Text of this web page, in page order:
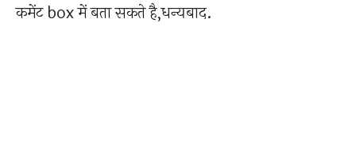
कमेंट box में बता सकते है,धन्यबाद.